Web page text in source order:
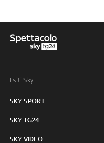
I siti Sky:
SKY SPORT
SKY TG24
SKY VIDEO